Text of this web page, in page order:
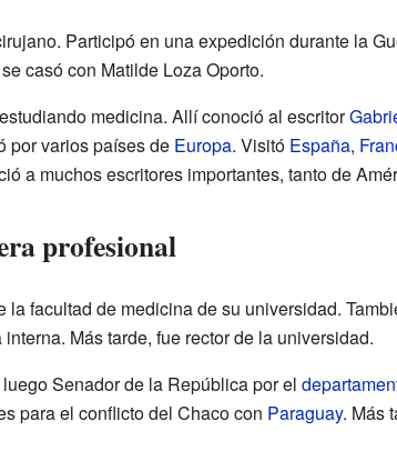
Participó en una expedición durante la
casó con Matilde Loza Oporto.
medicina. Allí conoció al escritor
por varios países de Europa. Visitó España,
a muchos escritores importantes, tanto de
profesional
facultad de medicina de su universidad.
Más tarde, fue rector de la universidad.
Senador de la República por el
para el conflicto del Chaco con Paraguay. Más